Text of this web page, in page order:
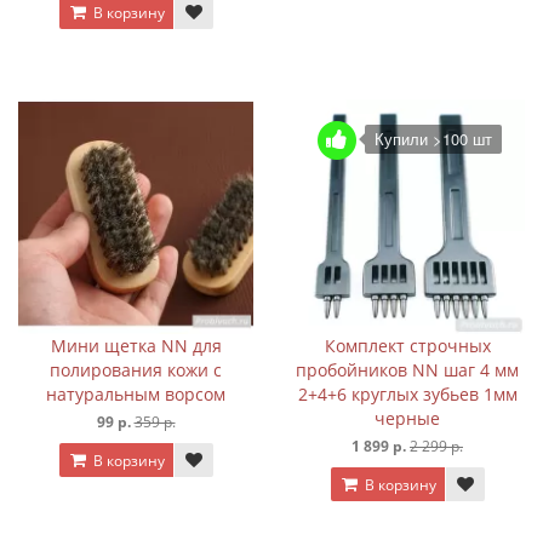
В корзину
Мини щетка NN для
полирования кожи с
натуральным ворсом
99 р.359 р.
В корзину
Купили >100 шт
Комплект строчных
пробойников NN шаг 4 мм
2+4+6 круглых зубьев 1мм
черные
1 899 р.2 299 р.
В корзину